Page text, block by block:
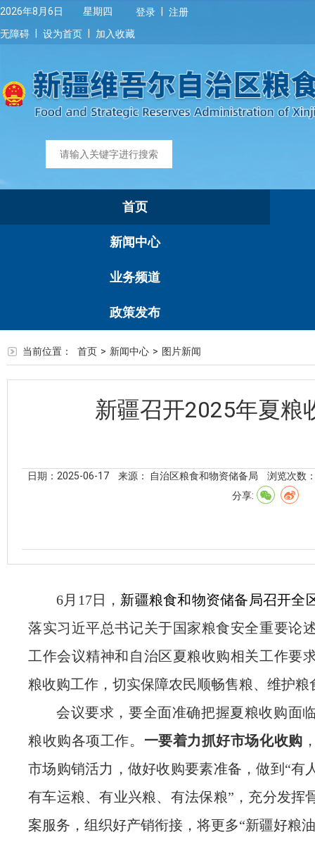
2026年8月6日 星期四 登录
注册
无障碍
设为首页 加入收藏
首页
新闻中心
业务频道
政策发布
当前位置： 首页 > 新闻中心 > 图片新闻
新疆召开2025年夏粮
日期：2025-06-17 来源： 自治区粮食和物资储备局
浏览次数
分享:
6月 17日， 新疆粮食和物资储备局召开全
落实习近平总书记关于国家粮食安全重要论
工作会议精神和自治区夏粮收购相关工作要
粮收购工作，切实保障农民顺畅售粮、维护粮
会议要求， 要全面准确把握夏粮收购面
粮收购各项工作。 一要着力抓好市场化收购
市场购销活力， 做好收购要素准备 ，做到 “有
有车运粮、有业兴粮、有法保粮”， 充分发挥
案服务 ， 组织好产销衔接 ， 将更多“新疆好粮油